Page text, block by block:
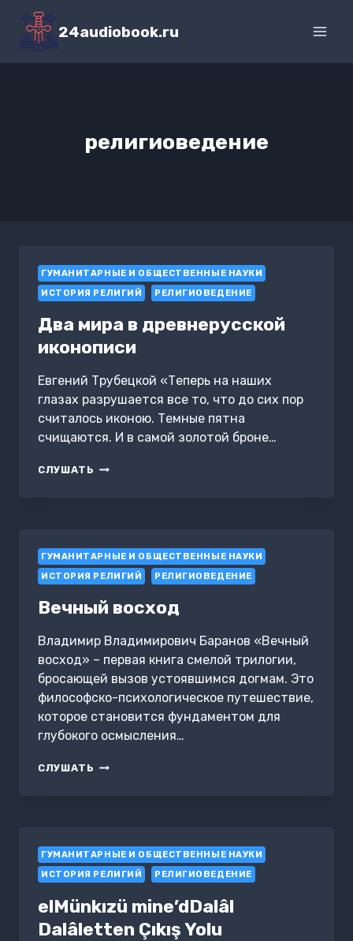
Перейти
содержимому
24audiobook.ru
религиоведение
ГУМАНИТАРНЫЕ И ОБЩЕСТВЕННЫЕ НАУКИ
ИСТОРИЯ РЕЛИГИЙ
РЕЛИГИОВЕДЕНИЕ
Два мира в древнерусской
иконописи
Евгений Трубецкой «Теперь на наших
глазах разрушается все то, что до сих пор
считалось иконою. Темные пятна
счищаются. И в самой золотой броне…
СЛУШАТЬ ДВА
ГУМАНИТАРНЫЕ И ОБЩЕСТВЕННЫЕ НАУКИ
ИСТОРИЯ РЕЛИГИЙ
РЕЛИГИОВЕДЕНИЕ
Вечный восход
Владимир Владимирович Баранов «Вечный
восход» – первая книга смелой трилогии,
бросающей вызов устоявшимся догмам. Это
философско-психологическое путешествие,
которое становится фундаментом для
глубокого осмысления…
СЛУШАТЬ ВЕЧНЫЙ
ГУМАНИТАРНЫЕ И ОБЩЕСТВЕННЫЕ НАУКИ
ИСТОРИЯ РЕЛИГИЙ
РЕЛИГИОВЕДЕНИЕ
elMünkızü mine’dDalâl
Dalâletten Çıkış Yolu